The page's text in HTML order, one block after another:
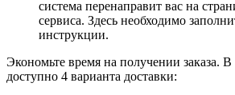
система перенаправит вас на
сервиса. Здесь необходимо
инструкции.
Экономьте время на получении заказа. В
доступно 4 варианта доставки: